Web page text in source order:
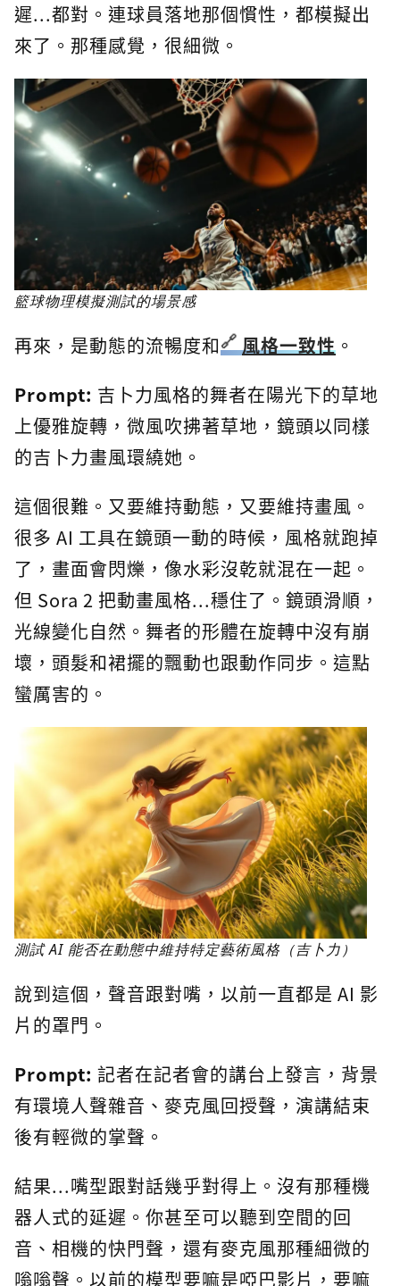
遲...都對。連球員落地那個慣性，都模擬出
來了。那種感覺，很細微。
籃球物理模擬測試的場景感
再來，是動態的流暢度和 風格一致性 。
Prompt: 吉卜力風格的舞者在陽光下的草地
上優雅旋轉，微風吹拂著草地，鏡頭以同樣
的吉卜力畫風環繞她。
這個很難。又要維持動態，又要維持畫風。
很多 AI 工具在鏡頭一動的時候，風格就跑掉
了，畫面會閃爍，像水彩沒乾就混在一起。
但 Sora 2 把動畫風格...穩住了。鏡頭滑順，
光線變化自然。舞者的形體在旋轉中沒有崩
壞，頭髮和裙擺的飄動也跟動作同步。這點
蠻厲害的。
測試 AI 能否在動態中維持特定藝術風格（吉卜力）
說到這個，聲音跟對嘴，以前一直都是 AI 影
片的罩門。
Prompt: 記者在記者會的講台上發言，背景
有環境人聲雜音、麥克風回授聲，演講結束
後有輕微的掌聲。
結果...嘴型跟對話幾乎對得上。沒有那種機
器人式的延遲。你甚至可以聽到空間的回
音、相機的快門聲，還有麥克風那種細微的
嗡嗡聲。以前的模型要嘛是啞巴影片，要嘛